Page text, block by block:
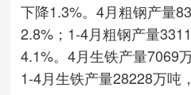
下降1.3%。4月粗钢产量
2.8%；1-4月粗钢产量
4.1%。4月生铁产量7069
1-4月生铁产量28228万吨